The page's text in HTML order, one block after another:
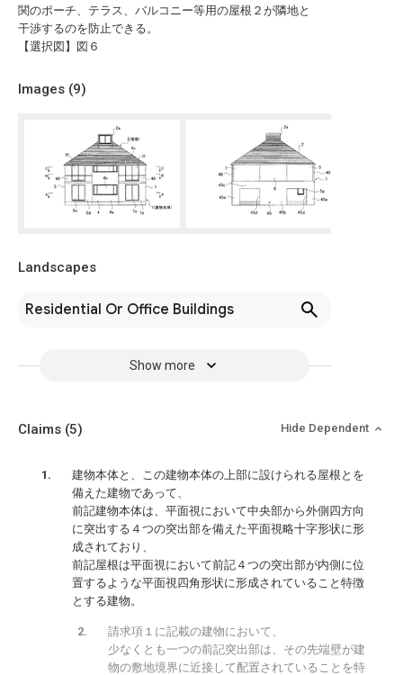
関のポーチ、テラス、バルコニー等用の屋根２が隣地と
干渉するのを防止できる。
【選択図】図６
Images (9)
Landscapes
Residential Or Office Buildings
Show more
Claims (5) Hide Dependent
建物本体と、この建物本体の上部に設けられる屋根とを
備えた建物であって、
前記建物本体は、平面視において中央部から外側四方向
に突出する４つの突出部を備えた平面視略十字形状に形
成されており、
前記屋根は平面視において前記４つの突出部が内側に位
置するような平面視四角形状に形成されていること特徴
とする建物。
請求項１に記載の建物において、
少なくとも一つの前記突出部は、その先端壁が建
物の敷地境界に近接して配置されていることを特